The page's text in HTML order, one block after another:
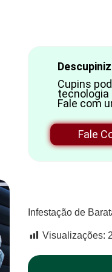
Cupins
tecnologia
Fale com
Fale
Infestação de
Visualizações: